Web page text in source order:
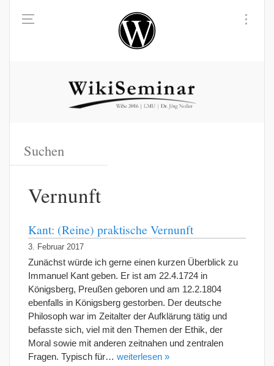
Vernunft
Kant: (Reine) praktische Vernunft
3. Februar 2017
Zunächst würde ich gerne einen kurzen Überblick zu
Immanuel Kant geben. Er ist am 22.4.1724 in
Königsberg, Preußen geboren und am 12.2.1804
ebenfalls in Königsberg gestorben. Der deutsche
Philosoph war im Zeitalter der Aufklärung tätig und
befasste sich, viel mit den Themen der Ethik, der
Moral sowie mit anderen zeitnahen und zentralen
Fragen. Typisch für… weiterlesen »